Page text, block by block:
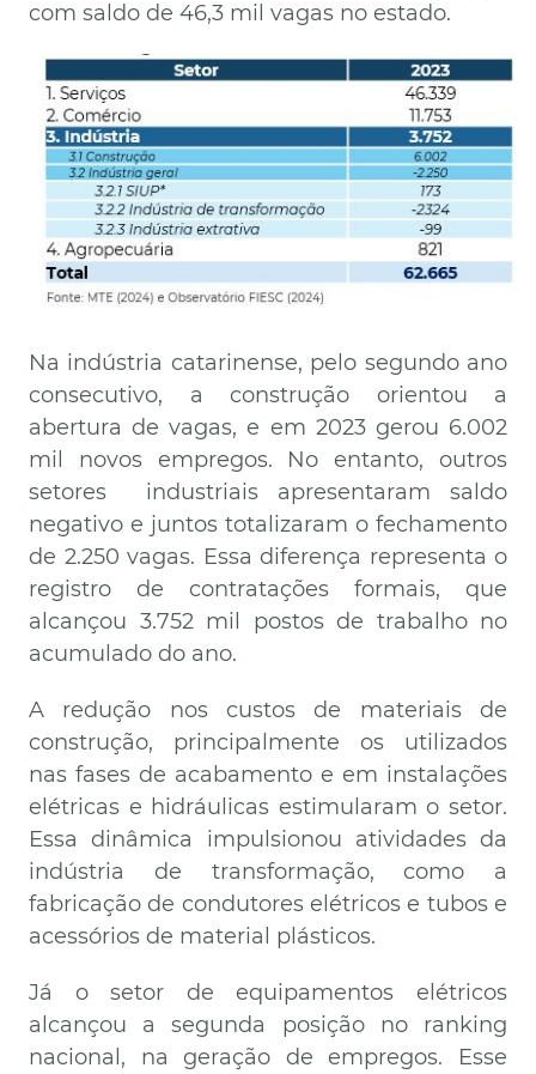
com saldo de 46,3 mil vagas no estado.
Imagem
Na indústria catarinense, pelo segundo ano
consecutivo, a construção orientou a
abertura de vagas, e em 2023 gerou 6.002
mil novos empregos. No entanto, outros
setores industriais apresentaram saldo
negativo e juntos totalizaram o fechamento
de 2.250 vagas. Essa diferença representa o
registro de contratações formais, que
alcançou 3.752 mil postos de trabalho no
acumulado do ano.
A redução nos custos de materiais de
construção, principalmente os utilizados
nas fases de acabamento e em instalações
elétricas e hidráulicas estimularam o setor.
Essa dinâmica impulsionou atividades da
indústria de transformação, como a
fabricação de condutores elétricos e tubos e
acessórios de material plásticos.
Já o setor de equipamentos elétricos
alcançou a segunda posição no ranking
nacional, na geração de empregos. Esse